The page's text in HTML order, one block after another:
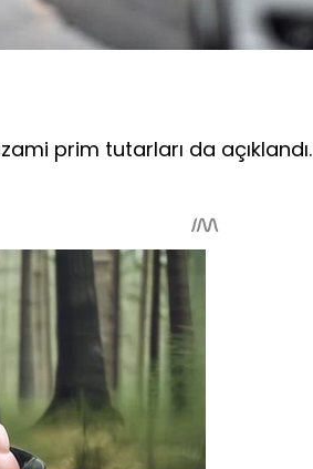
prim tutarları da açıklandı.